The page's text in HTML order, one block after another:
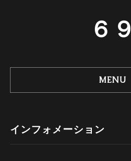
６９
MENU
インフォメーション